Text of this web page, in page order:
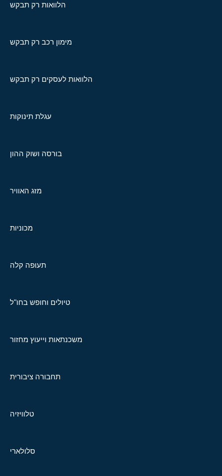
הלוואות רק תבקש
מימון רכב רק תבקש
הלוואות לעסקים רק תבקש
עגלת תינוקות
בורסה ושוק ההון
מזג האוויר
מכוניות
תעופה קלה
טיולים וחופש בחו"ל
משכנתאות וייעוץ מחזור
תחבורה ציבורית
טלוויזיה
סלולארי